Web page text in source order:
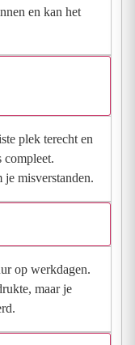
en kan het
plek terecht en
compleet.
misverstanden.
op werkdagen.
maar je